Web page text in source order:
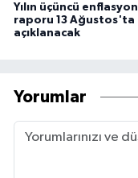
Yılın üçüncü enflasyon
raporu 13 Ağustos'ta
açıklanacak
Yorumlar